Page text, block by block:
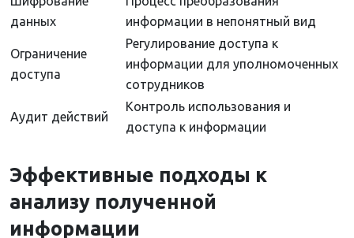
данных
информации в непонятный вид
Ограничение
доступа
Регулирование доступа к
информации для уполномоченных
сотрудников
Аудит действий
Контроль использования и
доступа к информации
Эффективные подходы к
анализу полученной
информации